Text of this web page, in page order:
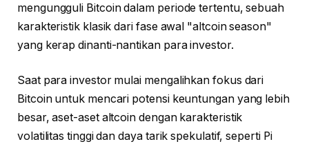
mengungguli Bitcoin dalam periode tertentu, sebuah
karakteristik klasik dari fase awal "altcoin season"
yang kerap dinanti-nantikan para investor.
Saat para investor mulai mengalihkan fokus dari
Bitcoin untuk mencari potensi keuntungan yang lebih
besar, aset-aset altcoin dengan karakteristik
volatilitas tinggi dan daya tarik spekulatif, seperti Pi